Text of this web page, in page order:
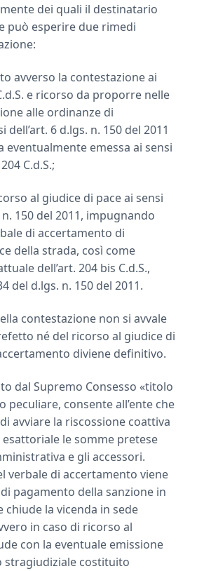
dei quali il destinatario
può esperire due rimedi
avverso la contestazione ai
e ricorso da proporre nelle
alle ordinanze di
dell’art. 6 d.lgs. n. 150 del 2011
eventualmente emessa ai sensi
C.d.S.;
al giudice di pace ai sensi
n. 150 del 2011, impugnando
di accertamento di
della strada, così come
dell’art. 204 bis C.d.S.,
del d.lgs. n. 150 del 2011.
contestazione non si avvale
né del ricorso al giudice di
diviene definitivo.
dal Supremo Consesso «titolo
peculiare, consente all’ente che
avviare la riscossione coattiva
le somme pretese
e gli accessori.
verbale di accertamento viene
pagamento della sanzione in
la vicenda in sede
in caso di ricorso al
con la eventuale emissione
stragiudiziale costituito